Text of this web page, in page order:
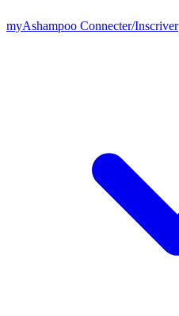
myAshampoo Connecter/Inscriver